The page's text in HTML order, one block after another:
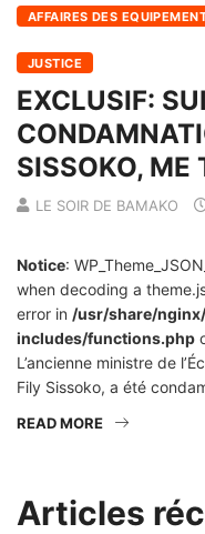
AFFAIRES DES
JUSTICE
EXCLUSIF:
SISSOKO, ME
LE SOIR DE BAMAKO
Notice:
when decoding a
error in /usr/share/
includes/functions.php
L’ancienne ministre de
Fily Sissoko, a été
READ MORE
Articles